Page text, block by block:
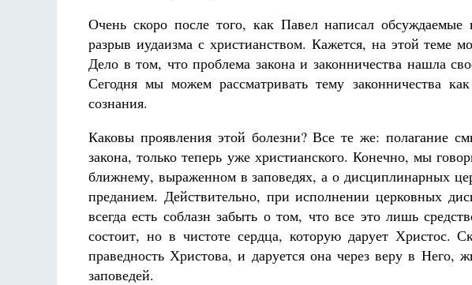
Очень скоро после того, как Павел написал
разрыв иудаизма с христианством. Кажется, на этой теме
Дело в том, что проблема закона и законничества нашла
Сегодня мы можем рассматривать тему законничества как
сознания.
Каковы проявления этой болезни? Все те же: полагание
закона, только теперь уже христианского. Конечно, мы
ближнему, выраженном в заповедях, а о дисциплинарных
преданием. Действительно, при исполнении церковных
всегда есть соблазн забыть о том, что все это лишь
состоит, но в чистоте сердца, которую дарует Христос.
праведность Христова, и даруется она через веру в
заповедей.